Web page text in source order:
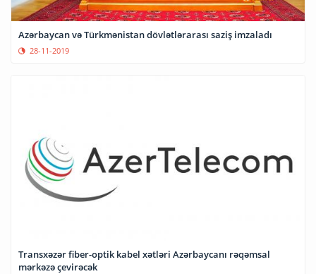
Azərbaycan və Türkmənistan dövlətlərarası saziş imzaladı
28-11-2019
Transxəzər fiber-optik kabel xətləri Azərbaycanı rəqəmsal
mərkəzə çevirəcək